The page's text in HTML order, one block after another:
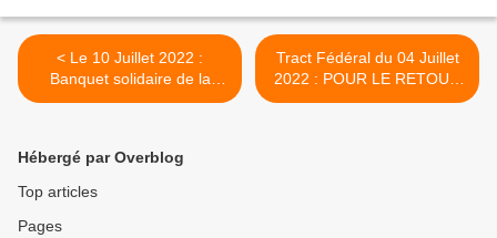
< Le 10 Juillet 2022 :
Banquet solidaire de la
C.G.T.G. !
Tract Fédéral du 04 Juillet
2022 : POUR LE RETOUR
DU BON SENS ET DE LA
Hébergé par Overblog
Top articles
Pages